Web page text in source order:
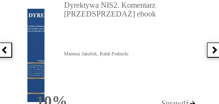
Poprzednia książka
Dyrektywa NIS2. Komentarz
[PRZEDSPRZEDAŻ] ebook
Mateusz Jakubik, Rafał Prabucki